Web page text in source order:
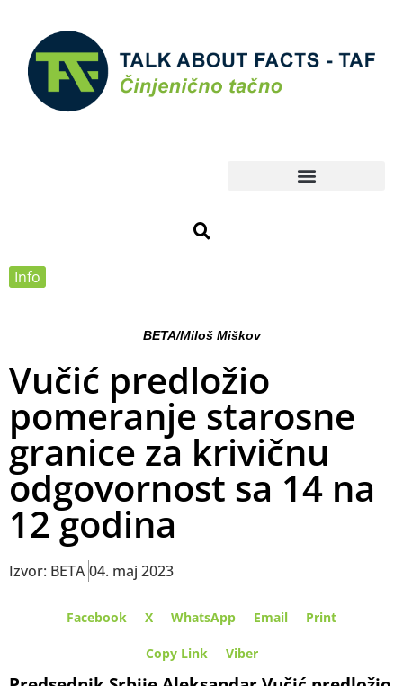
Info
BETA/Miloš Miškov
Vučić predložio
pomeranje starosne
granice za krivičnu
odgovornost sa 14 na
12 godina
Izvor: BETA04. maj 2023
Facebook X WhatsApp Email Print
Copy Link Viber